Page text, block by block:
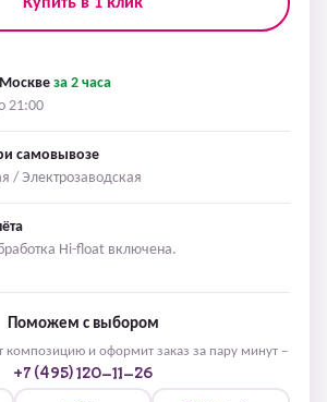
за 2 часа
21:00
самовывозе
/ Электрозаводская
Hi-float включена.
Поможем с выбором
композицию и оформит заказ за пару минут –
+7 (495) 120-11-26